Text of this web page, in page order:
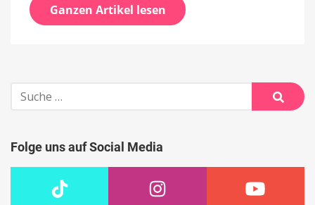
Ganzen Artikel lesen
Suche
nach:
Suche
Folge uns auf Social Media